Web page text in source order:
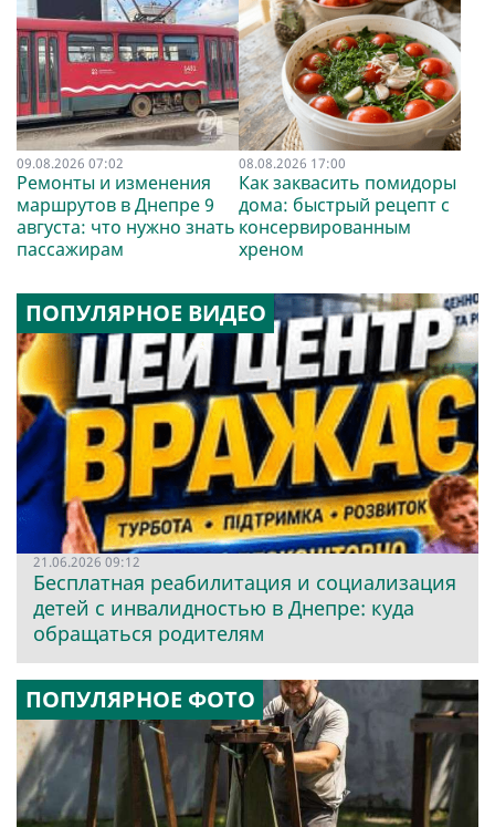
09.08.2026 07:02
Ремонты и изменения
маршрутов в Днепре 9
августа: что нужно знать
пассажирам
08.08.2026 17:00
Как заквасить помидоры
дома: быстрый рецепт с
консервированным
хреном
ПОПУЛЯРНОЕ ВИДЕО
21.06.2026 09:12
Бесплатная реабилитация и социализация
детей с инвалидностью в Днепре: куда
обращаться родителям
ПОПУЛЯРНОЕ ФОТО